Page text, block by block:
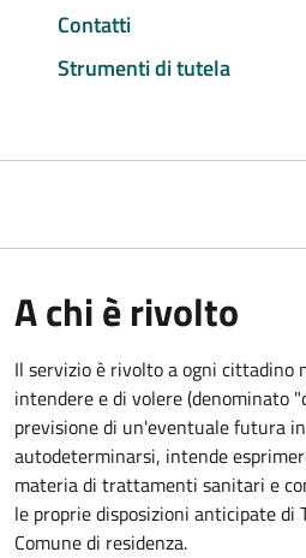
Contatti
Strumenti di tutela
A chi è rivolto
Il servizio è rivolto a ogni cittadino
intendere e di volere (denominato
previsione di un'eventuale futura
autodeterminarsi, intende
materia di trattamenti sanitari e
le proprie disposizioni anticipate di
Comune di residenza.